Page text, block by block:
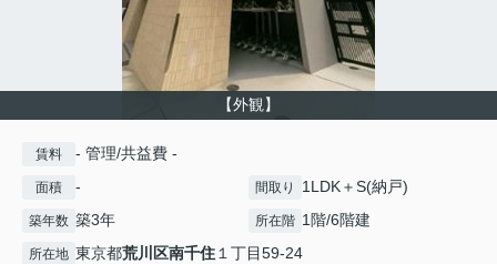
【外観】
賃料 - 管理/共益費 -
面積 - 間取り 1LDK＋S(納戸)
築年数 築3年 所在階 1階/6階建
所在地 東京都荒川区南千住１丁目59-24